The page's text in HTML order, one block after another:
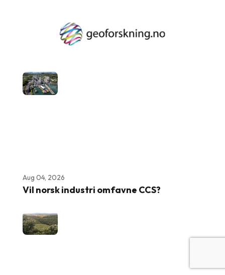
Aug 04, 2026
Vil norsk industri omfavne CCS?